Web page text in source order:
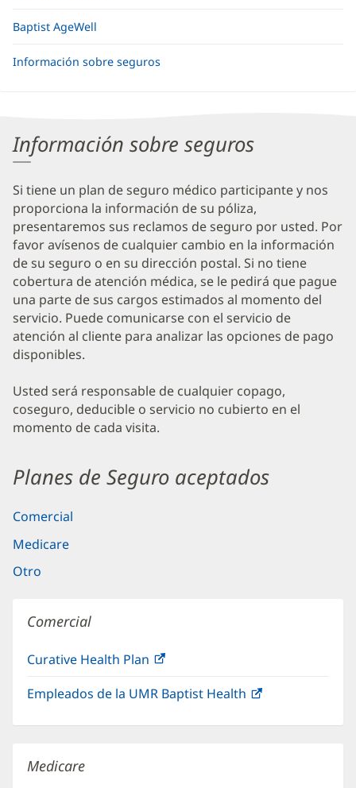
Baptist AgeWell
Información sobre seguros
Información sobre seguros
Si tiene un plan de seguro médico participante y nos
proporciona la información de su póliza,
presentaremos sus reclamos de seguro por usted. Por
favor avísenos de cualquier cambio en la información
de su seguro o en su dirección postal. Si no tiene
cobertura de atención médica, se le pedirá que pague
una parte de sus cargos estimados al momento del
servicio. Puede comunicarse con el servicio de
atención al cliente para analizar las opciones de pago
disponibles.
Usted será responsable de cualquier copago,
coseguro, deducible o servicio no cubierto en el
momento de cada visita.
Planes de Seguro aceptados
Comercial
Medicare
Otro
Comercial
Curative Health Plan
en
Empleados de la UMR Baptist Health
en
Medicare